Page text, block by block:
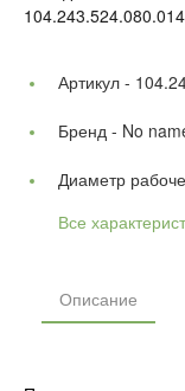
104.243.524.080.014
Артикул -
Бренд - No
Диаметр
Все
Описание